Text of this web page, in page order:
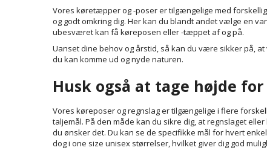
Vores køretæpper og -poser er tilgængelige med
og godt omkring dig. Her kan du blandt andet vælge en
ubesværet kan få køreposen eller -tæppet af og på.
Uanset dine behov og årstid, så kan du være sikker på,
du kan komme ud og nyde naturen.
Husk også at tage højde
Vores køreposer og regnslag er tilgængelige i flere
taljemål. På den måde kan du sikre dig, at regnslaget
du ønsker det. Du kan se de specifikke mål for hvert
dog i one size unisex størrelser, hvilket giver dig god